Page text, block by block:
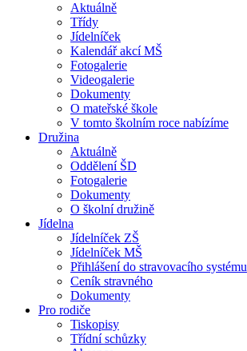
Aktuálně
Třídy
Jídelníček
Kalendář akcí MŠ
Fotogalerie
Videogalerie
Dokumenty
O mateřské škole
V tomto školním roce nabízíme
Družina
Aktuálně
Oddělení ŠD
Fotogalerie
Dokumenty
O školní družině
Jídelna
Jídelníček ZŠ
Jídelníček MŠ
Přihlášení do stravovacího systému
Ceník stravného
Dokumenty
Pro rodiče
Tiskopisy
Třídní schůzky